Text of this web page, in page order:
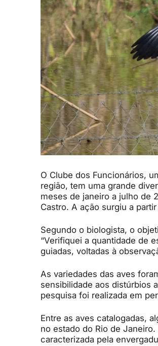
O Clube dos Funcionários,
região, tem uma grande
meses de janeiro a julho de
Castro. A ação surgiu a
Segundo o biologista, o
“Verifiquei a quantidade de
guiadas, voltadas à
As variedades das aves
sensibilidade aos distúrbios
pesquisa foi realizada em
Entre as aves catalogadas,
no estado do Rio de
caracterizada pela